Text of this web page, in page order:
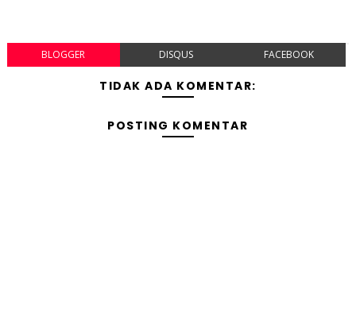
BLOGGER DISQUS FACEBOOK
TIDAK ADA KOMENTAR:
POSTING KOMENTAR